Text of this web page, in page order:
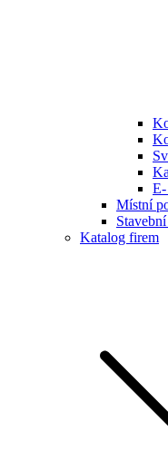
Místní
Katalog firem